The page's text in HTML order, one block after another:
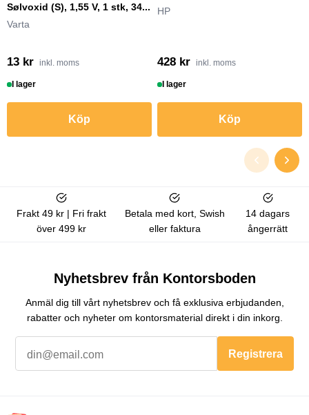
Sølvoxid (S), 1,55 V, 1 stk, 34...
Varta
13 kr inkl. moms
I lager
Köp
HP
428 kr inkl. moms
I lager
Köp
Frakt 49 kr | Fri frakt
över 499 kr
Betala med kort, Swish
eller faktura
14 dagars
ångerrätt
Nyhetsbrev från Kontorsboden
Anmäl dig till vårt nyhetsbrev och få exklusiva erbjudanden,
rabatter och nyheter om kontorsmaterial direkt i din inkorg.
Registrera